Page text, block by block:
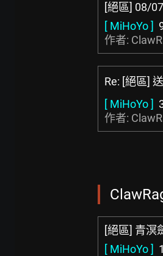
[絕區] 08/
[ MiHoYo ]
作者:
Re: [絕區]
[ MiHoYo ]
作者:
[絕區] 青溟
[ MiHoYo ]